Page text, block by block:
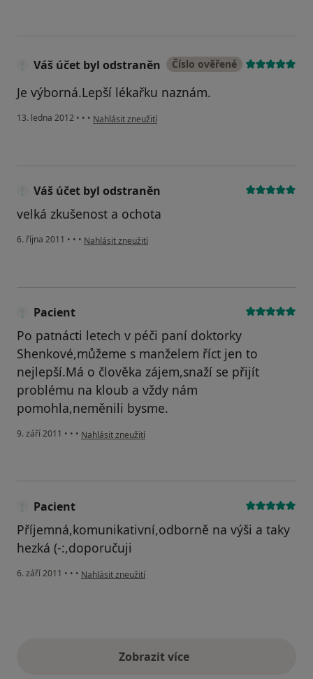
Váš účet byl odstraněn Číslo ověřené
Je výborná.Lepší lékařku naznám.
13. ledna 2012 • • • podle názoru uživatele Váš účet byl odstraněn
Nahlásit zneužití
Váš účet byl odstraněn
velká zkušenost a ochota
6. října 2011 • • • podle názoru uživatele Váš účet byl odstraněn
Nahlásit zneužití
Pacient
Po patnácti letech v péči paní doktorky
Shenkové,můžeme s manželem říct jen to
nejlepší.Má o člověka zájem,snaží se přijít
problému na kloub a vždy nám
pomohla,neměnili bysme.
9. září 2011 • • • podle názoru uživatele Pacient
Nahlásit zneužití
Pacient
Příjemná,komunikativní,odborně na výši a taky
hezká (-:,doporučuji
6. září 2011 • • • podle názoru uživatele Pacient
Nahlásit zneužití
Zobrazit vícevýše uvedené názory